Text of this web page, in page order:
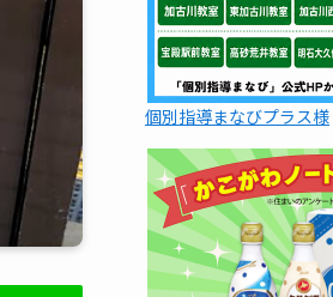
個別指導まなびプラス様